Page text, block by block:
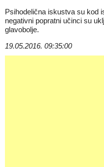
Psihodelična iskustva su kod
negativni popratni učinci su
glavobolje.
19.05.2016. 09:35:00